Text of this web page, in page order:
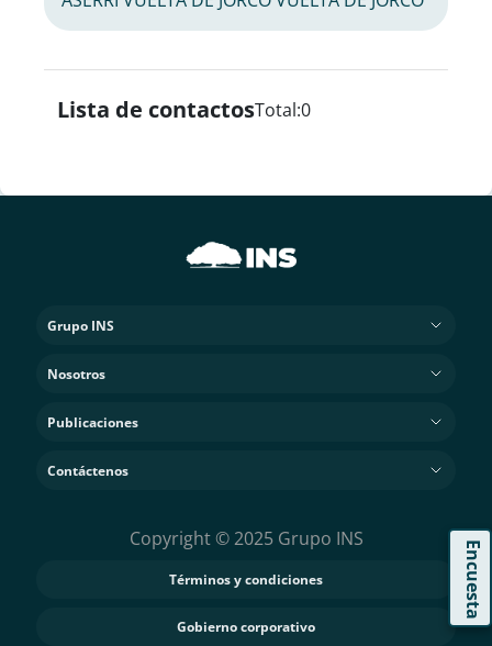
Encuesta
Lista de contactosTotal:0
Grupo INS
Nosotros
Publicaciones
Contáctenos
Copyright © 2025 Grupo INS
Términos y condiciones
Gobierno corporativo